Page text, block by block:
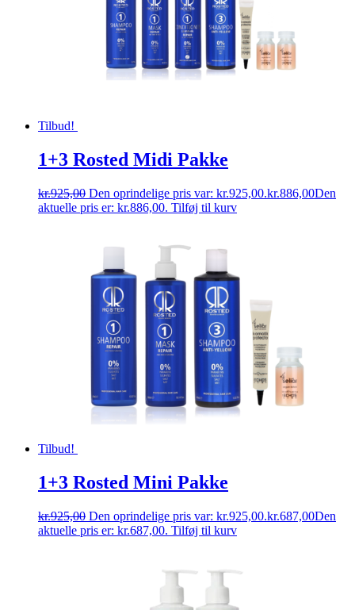
Tilbud!
1+3 Rosted Midi Pakke
kr.925,00 Den oprindelige pris var: kr.925,00.kr.886,00Den
aktuelle pris er: kr.886,00. Tilføj til kurv
Tilbud!
1+3 Rosted Mini Pakke
kr.925,00 Den oprindelige pris var: kr.925,00.kr.687,00Den
aktuelle pris er: kr.687,00. Tilføj til kurv